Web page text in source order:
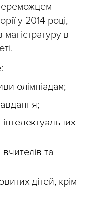
у 2014 році,
в
олімпіадам;
та
дітей, крім